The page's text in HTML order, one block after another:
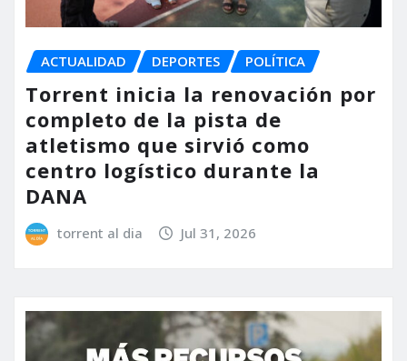
ACTUALIDAD DEPORTES POLÍTICA
Torrent inicia la renovación por
completo de la pista de
atletismo que sirvió como
centro logístico durante la
DANA
torrent al dia Jul 31, 2026